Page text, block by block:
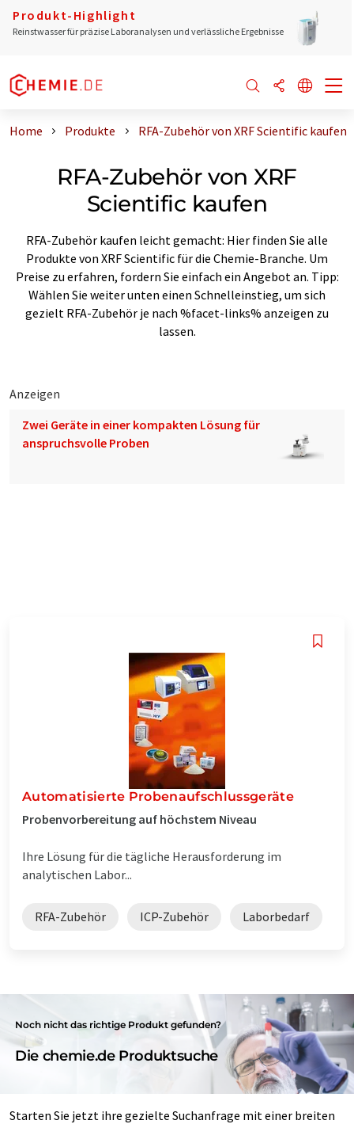
Produkt-Highlight
Reinstwasser für präzise Laboranalysen und verlässliche Ergebnisse
Home Produkte RFA-Zubehör von XRF Scientific kaufen
RFA-Zubehör von XRF
Scientific kaufen
RFA-Zubehör kaufen leicht gemacht: Hier finden Sie alle
Produkte von XRF Scientific für die Chemie-Branche. Um
Preise zu erfahren, fordern Sie einfach ein Angebot an. Tipp:
Wählen Sie weiter unten einen Schnelleinstieg, um sich
gezielt RFA-Zubehör je nach %facet-links% anzeigen zu
lassen.
Anzeigen
Zwei Geräte in einer kompakten Lösung für
anspruchsvolle Proben
Automatisierte Probenaufschlussgeräte
Probenvorbereitung auf höchstem Niveau
Ihre Lösung für die tägliche Herausforderung im
analytischen Labor...
RFA-Zubehör ICP-Zubehör Laborbedarf
Noch nicht das richtige Produkt gefunden?
Die chemie.de Produktsuche
Starten Sie jetzt ihre gezielte Suchanfrage mit einer breiten